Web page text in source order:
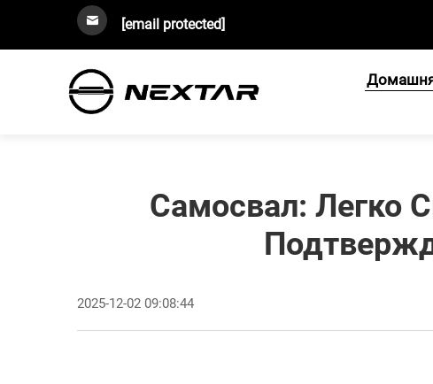
[email protected]
Самосвал: Легко
2025-12-02 09:08:44